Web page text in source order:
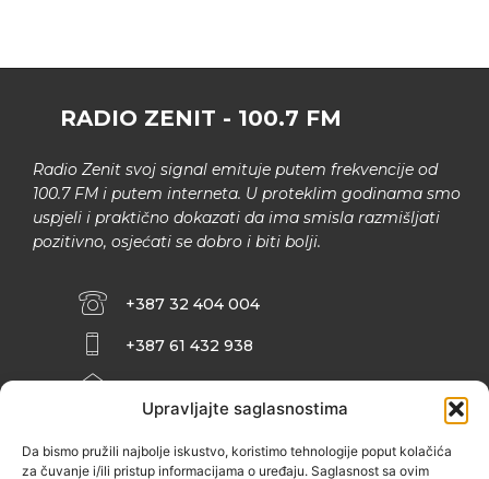
Upravljajte saglasnostima
Da bismo pružili najbolje iskustvo, koristimo tehnologije poput kolačića
za čuvanje i/ili pristup informacijama o uređaju. Saglasnost sa ovim
RADIO ZENIT - 100.7 FM
Radio Zenit svoj signal emituje putem frekvencije od
100.7 FM i putem interneta. U proteklim godinama smo
uspjeli i praktično dokazati da ima smisla razmišljati
pozitivno, osjećati se dobro i biti bolji.
+387 32 404 004
+387 61 432 938
ZENIČANKA, 3. SPRAT), 72000 ZENICA